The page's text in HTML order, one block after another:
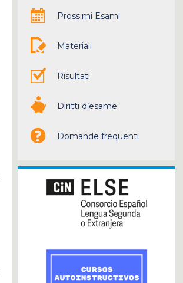
Prossimi Esami
Materiali
Risultati
Diritti d’esame
Domande frequenti